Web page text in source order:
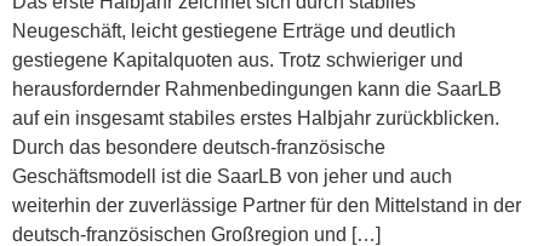
Neugeschäft, leicht gestiegene Erträge und deutlich
gestiegene Kapitalquoten aus. Trotz schwieriger und
herausfordernder Rahmenbedingungen kann die SaarLB
auf ein insgesamt stabiles erstes Halbjahr zurückblicken.
Durch das besondere deutsch-französische
Geschäftsmodell ist die SaarLB von jeher und auch
weiterhin der zuverlässige Partner für den Mittelstand in der
deutsch-französischen Großregion und […]